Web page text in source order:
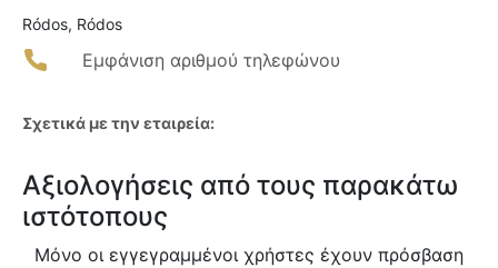
Ródos, Ródos
Εμφάνιση αριθμού τηλεφώνου
Σχετικά με την εταιρεία:
Αξιολογήσεις από τους παρακάτω
ιστότοπους
Μόνο οι εγγεγραμμένοι χρήστες έχουν πρόσβαση